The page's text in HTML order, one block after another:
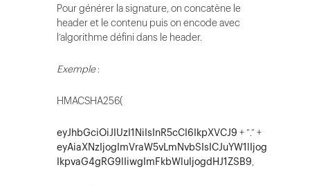
Pour générer la signature, on concatène le
header et le contenu puis on encode avec
l’algorithme défini dans le header.
Exemple:
HMACSHA256(
eyJhbGciOiJIUzI1NiIsInR5cCI6IkpXVCJ9 + “.” +
eyAiaXNzIjogImVraW5vLmNvbSIsICJuYW1lIjog
IkpvaG4gRG9lIiwgImFkbWluIjogdHJ1ZSB9,